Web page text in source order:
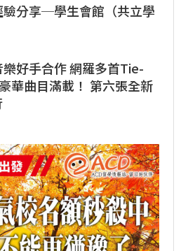
驗分享─學生會館（共立學
好手合作 網羅多首Tie-
華曲目滿載！ 第六張全新